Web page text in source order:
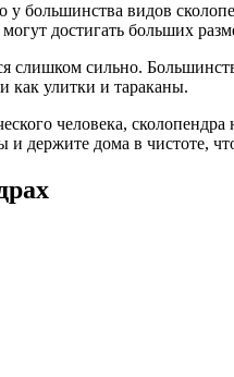
у большинства видов
достигать больших
слишком сильно.
как улитки и тараканы.
человека,
и держите дома в чистоте,